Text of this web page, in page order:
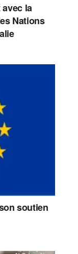
la
Nations
soutien